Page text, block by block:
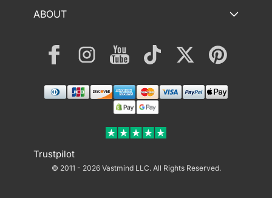
ABOUT
FacebookInstagramYouTube TikTok Twitter Pinterest
Trustpilot
© 2011 - 2026 Vastmind LLC.All Rights Reserved.